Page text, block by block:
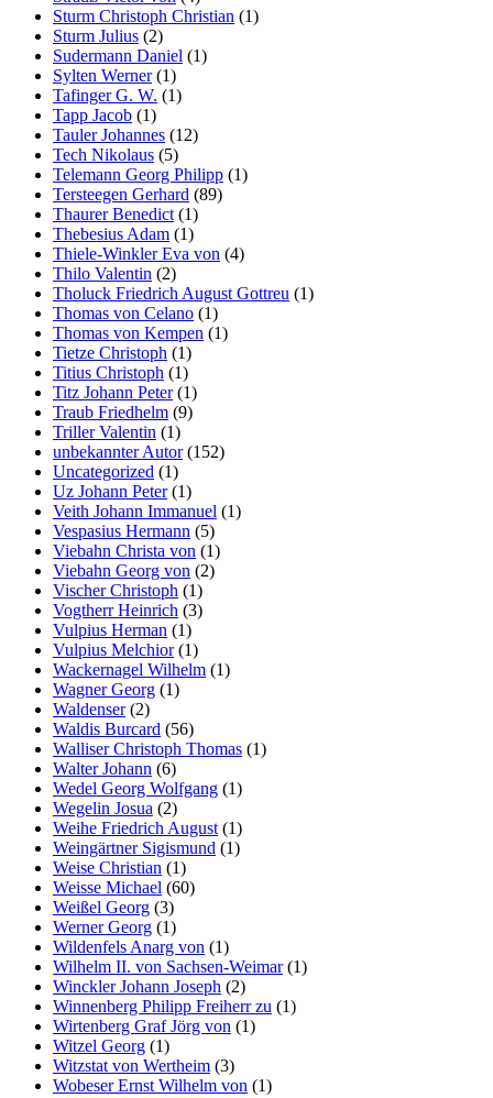
Sturm Christoph Christian (1)
Sturm Julius (2)
Sudermann Daniel (1)
Sylten Werner(1)
Tafinger G. W. (1)
Tapp Jacob (1)
Tauler Johannes (12)
Tech Nikolaus (5)
Telemann Georg Philipp (1)
Tersteegen Gerhard (89)
Thaurer Benedict (1)
Thebesius Adam (1)
Thiele-Winkler Eva von (4)
Thilo Valentin (2)
Tholuck Friedrich August Gottreu (1)
Thomas von Celano (1)
Thomas von Kempen (1)
Tietze Christoph (1)
Titius Christoph (1)
Titz Johann Peter(1)
Traub Friedhelm (9)
Triller Valentin (1)
unbekannter Autor(152)
Uncategorized (1)
Uz Johann Peter(1)
Veith Johann Immanuel (1)
Vespasius Hermann (5)
Viebahn Christa von (1)
Viebahn Georg von (2)
Vischer Christoph (1)
Vogtherr Heinrich (3)
Vulpius Herman (1)
Vulpius Melchior(1)
Wackernagel Wilhelm (1)
Wagner Georg (1)
Waldenser(2)
Waldis Burcard (56)
Walliser Christoph Thomas (1)
Walter Johann (6)
Wedel Georg Wolfgang (1)
Wegelin Josua (2)
Weihe Friedrich August (1)
Weingärtner Sigismund (1)
Weise Christian (1)
Weisse Michael (60)
Weißel Georg (3)
Werner Georg (1)
Wildenfels Anarg von (1)
Wilhelm II. von Sachsen-Weimar(1)
Winckler Johann Joseph (2)
Winnenberg Philipp Freiherr zu (1)
Wirtenberg Graf Jörg von (1)
Witzel Georg (1)
Witzstat von Wertheim (3)
Wobeser Ernst Wilhelm von (1)